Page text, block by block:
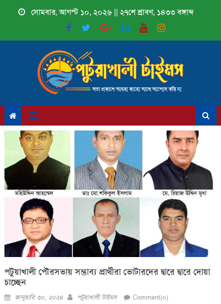
সোমবার, আগস্ট ১০, ২০২৬ || ২৭শে শ্রাবণ, ১৪৩৩ বঙ্গাব্দ
পটুয়াখালী পৌরসভায় সম্ভাব্য প্রার্থীরা ভোটারদের দ্বারে দ্বারে দোয়া
চাচ্ছেন
Posted
জানুয়ারি ৩০, ২০২৪ Author
পটুয়াখালী টাইমস Comment(০)